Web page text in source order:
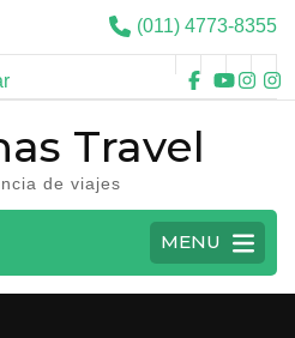
(011) 4773-8355
Travel
de viajes
MENU